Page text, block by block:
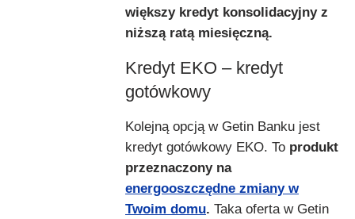
większy kredyt konsolidacyjny z
niższą ratą miesięczną.
Kredyt EKO – kredyt
gotówkowy
Kolejną opcją w Getin Banku jest
kredyt gotówkowy EKO. To produkt
przeznaczony na
energooszczędne zmiany w
Twoim domu. Taka oferta w Getin